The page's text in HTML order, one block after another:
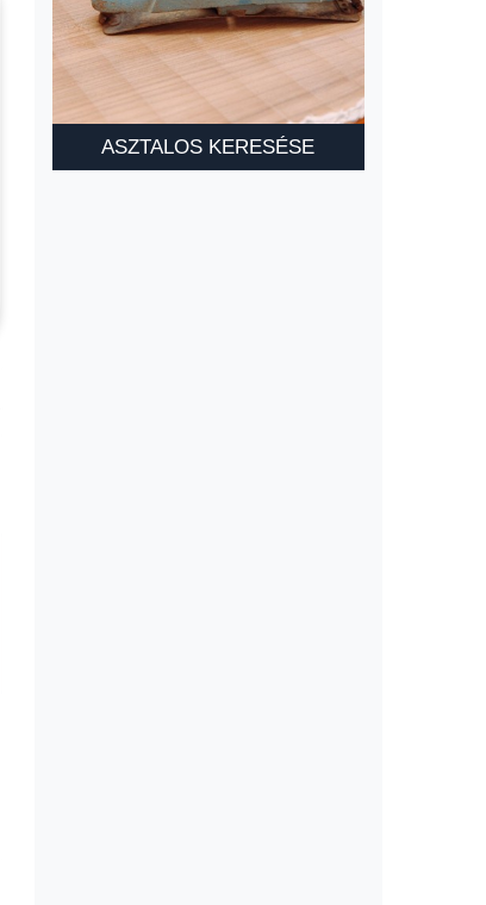
ASZTALOS KERESÉSE